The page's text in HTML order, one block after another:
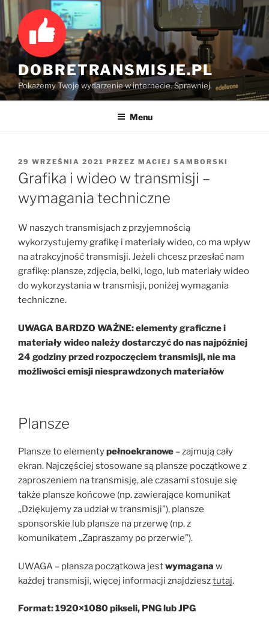
Przejdź
do
treści
DOBRETRANSMISJE.PL
Pokażemy Twoje wydarzenie w internecie. Sprawniej.
Menu
OPUBLIKOWANE
W
29 WRZEŚNIA 2021 PRZEZ MACIEJ SAMBORSKI
Grafika i wideo w transmisji –
wymagania techniczne
W naszych transmisjach z przyjemnością
wykorzystujemy grafikę i materiały wideo, co ma wpływ
na atrakcyjność transmisji. Jeżeli chcesz przesłać nam
grafikę: plansze, zdjęcia, belki, logo, lub materiały wideo
do wykorzystania w transmisji, poniżej wymagania
techniczne.
UWAGA BARDZO WAŻNE: elementy graficzne i
materiały wideo należy dostarczyć do nas najpóźniej
24 godziny przed rozpoczęciem transmisji, nie ma
możliwości emisji niesprawdzonych materiałów
Plansze
Plansze to elementypełnoekranowe – zajmują cały
ekran. Najczęściej stosowane są plansze początkowe z
zaproszeniem na transmisję, ale czasami stosuje się
także plansze końcowe (np. zawierające komunikat
„Dziękujemy za udział w transmisji”), plansze
sponsorskie lub plansze na przerwę (np. z
komunikatem „Zapraszamy po przerwie”).
UWAGA – plansza początkowa jestwymagana w
każdej transmisji, więcej informacji znajdziesztutaj.
Format: 1920×1080 pikseli, PNG lub JPG